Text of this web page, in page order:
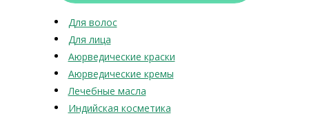
Для волос
Для лица
Аюрведические краски
Аюрведические кремы
Лечебные масла
Индийская косметика